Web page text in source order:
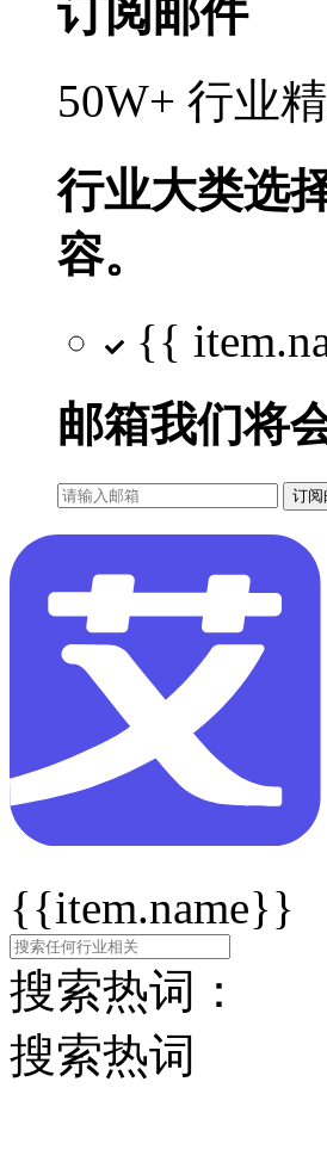
订阅邮件
50W+ 行业
行业大类选
容。
{{
邮箱我们将
订阅
{{item.name}}
搜索热词：
搜索热词